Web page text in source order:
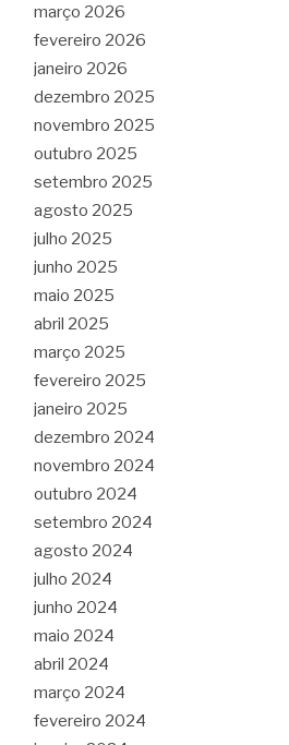
março 2026
fevereiro 2026
janeiro 2026
dezembro 2025
novembro 2025
outubro 2025
setembro 2025
agosto 2025
julho 2025
junho 2025
maio 2025
abril 2025
março 2025
fevereiro 2025
janeiro 2025
dezembro 2024
novembro 2024
outubro 2024
setembro 2024
agosto 2024
julho 2024
junho 2024
maio 2024
abril 2024
março 2024
fevereiro 2024